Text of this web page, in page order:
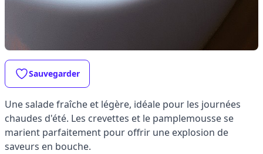
Sauvegarder
Une salade fraîche et légère, idéale pour les journées
chaudes d'été. Les crevettes et le pamplemousse se
marient parfaitement pour offrir une explosion de
saveurs en bouche.